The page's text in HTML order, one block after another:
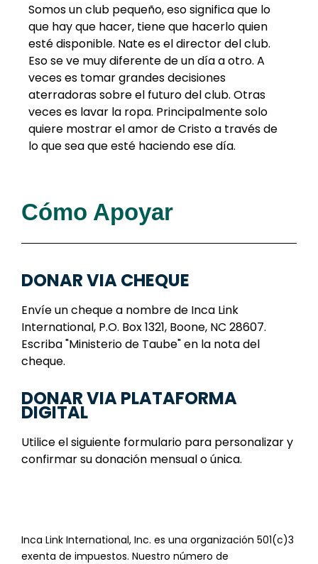
Somos un club pequeño, eso significa que lo
que hay que hacer, tiene que hacerlo quien
esté disponible. Nate es el director del club.
Eso se ve muy diferente de un día a otro. A
veces es tomar grandes decisiones
aterradoras sobre el futuro del club. Otras
veces es lavar la ropa. Principalmente solo
quiere mostrar el amor de Cristo a través de
lo que sea que esté haciendo ese día.
Cómo Apoyar
DONAR VIA CHEQUE
Envíe un cheque a nombre de Inca Link
International, P.O. Box 1321, Boone, NC 28607.
Escriba "Ministerio de Taube" en la nota del
cheque.
DONAR VIA PLATAFORMA
DIGITAL
Utilice el siguiente formulario para personalizar y
confirmar su donación mensual o única.
Inca Link International, Inc. es una organización 501(c)3
exenta de impuestos. Nuestro número de